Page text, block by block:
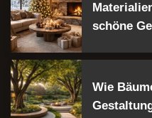
schöne
Wie